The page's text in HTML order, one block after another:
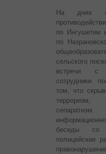
На днях
по
по
сельского
встречи с
сотрудники
том, что
беседы со
полицейские